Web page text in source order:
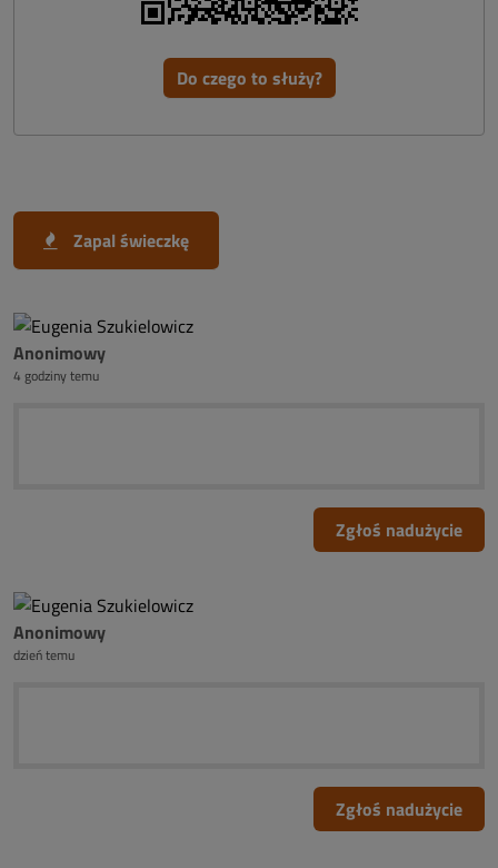
Do czego to służy?
Zapal świeczkę
Anonimowy
4 godziny temu
Zgłoś nadużycie
Anonimowy
dzień temu
Zgłoś nadużycie